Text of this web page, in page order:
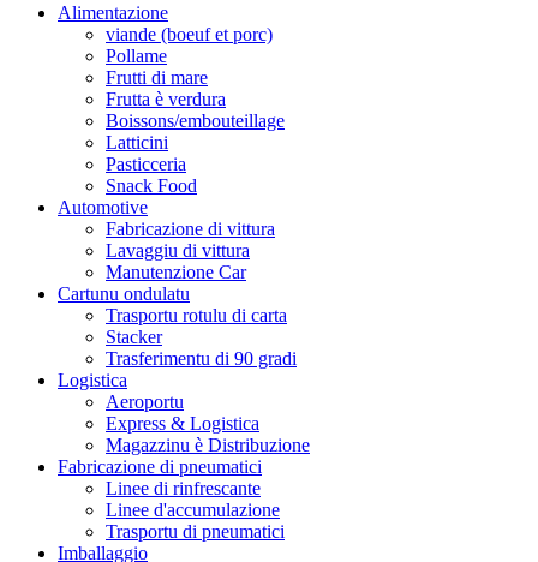
Alimentazione
viande (boeuf et porc)
Pollame
Frutti di mare
Frutta è verdura
Boissons/embouteillage
Latticini
Pasticceria
Snack Food
Automotive
Fabricazione di vittura
Lavaggiu di vittura
Manutenzione Car
Cartunu ondulatu
Trasportu rotulu di carta
Stacker
Trasferimentu di 90 gradi
Logistica
Aeroportu
Express & Logistica
Magazzinu è Distribuzione
Fabricazione di pneumatici
Linee di rinfrescante
Linee d'accumulazione
Trasportu di pneumatici
Imballaggio